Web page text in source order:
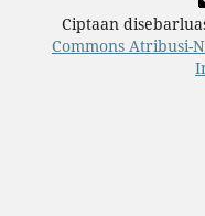
Ciptaan
Commons Atribusi-